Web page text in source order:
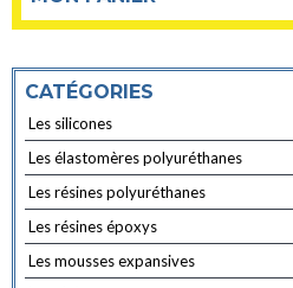
Les
options
choisies
la
page
du
CATÉGORIES
Les silicones
Les élastomères polyuréthanes
Les résines polyuréthanes
Les résines époxys
Les mousses expansives